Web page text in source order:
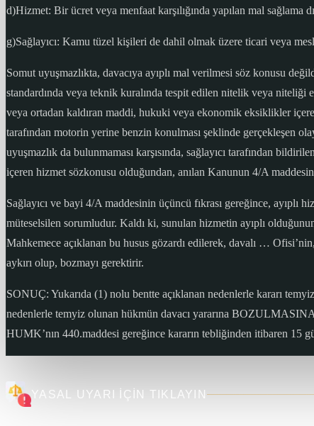
d)Hizmet: Bir ücret veya menfaat karşılığında yapılan mal sağlama
g)Sağlayıcı: Kamu tüzel kişileri de dahil olmak üzere ticari veya
Somut uyuşmazlıkta, davacıya ayıplı mal verilmesi söz konusu
standardında veya teknik kuralında tespit edilen nitelik veya niteliği
veya ortadan kaldıran maddi, hukuki veya ekonomik eksiklikler
tarafından motorin yerine benzin konulması şeklinde gerçekleşen
uyuşmazlık da bulunmaması karşısında, sağlayıcı tarafından
içeren hizmet sözkonusu olduğundan, anılan Kanunun 4/A
Sağlayıcı ve bayi 4/A maddesinin üçüncü fıkrası gereğince,
müteselsilen sorumludur. Kaldı ki, sunulan hizmetin ayıplı
Mahkemece açıklanan bu husus gözardı edilerek, davalı …
aykırı olup, bozmayı gerektirir.
SONUÇ: Yukarıda (1) nolu bentte açıklanan nedenlerle kararı
nedenlerle temyiz olunan hükmün davacı yararına
HUMK’nın 440.maddesi gereğince kararın tebliğinden itibaren
YASAL UYARI İÇİN TIKLAYIN